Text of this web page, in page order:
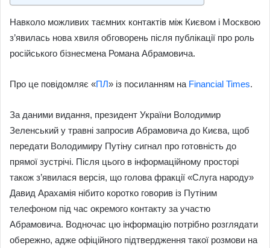
Навколо можливих таємних контактів між Києвом і Москвою
з’явилась нова хвиля обговорень після публікації про роль
російського бізнесмена Романа Абрамовича.
Про це повідомляє «ПЛ» із посиланням на Financial Times.
За даними видання, президент України Володимир
Зеленський у травні запросив Абрамовича до Києва, щоб
передати Володимиру Путіну сигнал про готовність до
прямої зустрічі. Після цього в інформаційному просторі
також з’явилася версія, що голова фракції «Слуга народу»
Давид Арахамія нібито коротко говорив із Путіним
телефоном під час окремого контакту за участю
Абрамовича. Водночас цю інформацію потрібно розглядати
обережно, адже офіційного підтвердження такої розмови на